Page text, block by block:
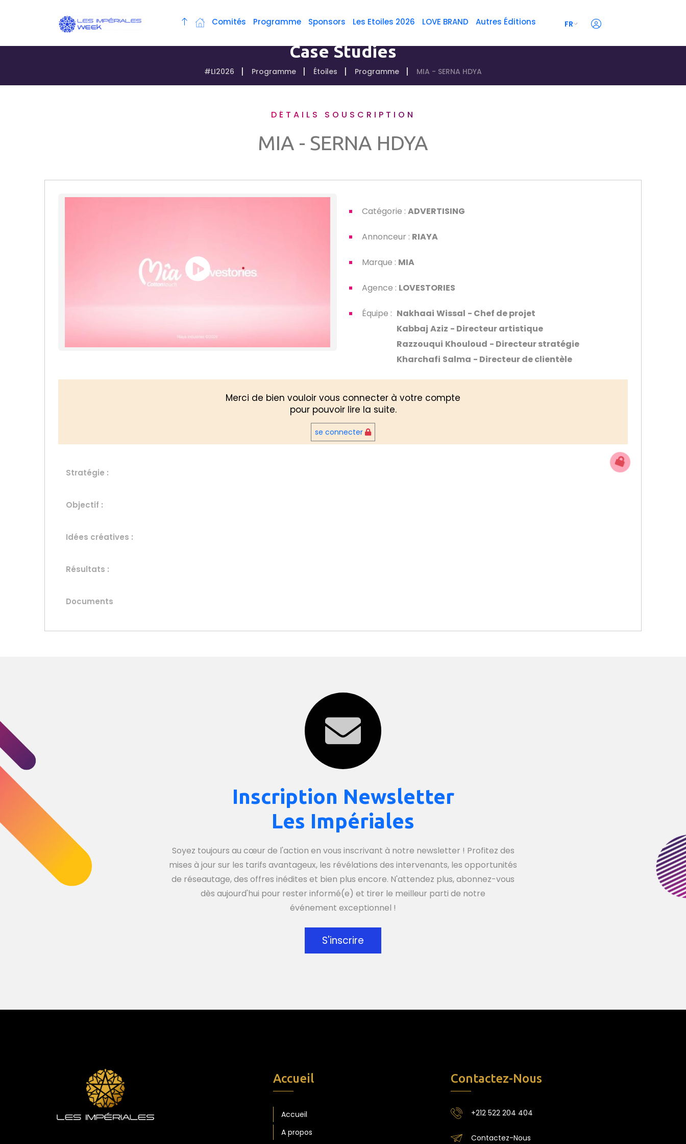
Comités Programme Sponsors Les Etoiles 2026 LOVE BRAND Autres Éditions FR
Case Studies
#LI2026 Programme Étoiles Programme MIA - SERNA HDYA
DÉTAILS SOUSCRIPTION
MIA - SERNA HDYA
Catégorie : ADVERTISING
Annonceur : RIAYA
Marque : MIA
Agence : LOVESTORIES
Équipe : Nakhaai Wissal - Chef de projet
Kabbaj Aziz - Directeur artistique
Razzouqui Khouloud - Directeur stratégie
Kharchafi Salma - Directeur de clientèle
Merci de bien vouloir vous connecter à votre compte
pour pouvoir lire la suite.
se connecter
Stratégie :
Objectif :
Idées créatives :
Résultats :
Documents
Inscription Newsletter
Les Impériales
Soyez toujours au cœur de l'action en vous inscrivant à notre newsletter ! Profitez des
mises à jour sur les tarifs avantageux, les révélations des intervenants, les opportunités
de réseautage, des offres inédites et bien plus encore. N'attendez plus, abonnez-vous
dès aujourd'hui pour rester informé(e) et tirer le meilleur parti de notre
événement exceptionnel !
S'inscrire
Accueil
Accueil
A propos
Contactez-Nous
+212 522 204 404
Contactez-Nous